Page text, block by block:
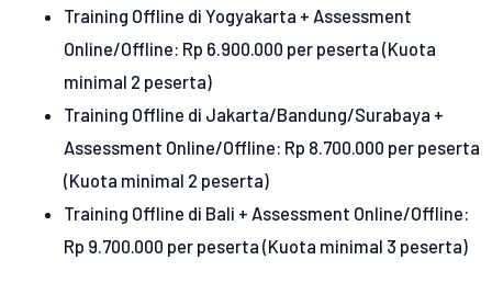
Training Offline di Yogyakarta + Assessment
Online/Offline: Rp 6.900.000 per peserta (Kuota
minimal 2 peserta)
Training Offline di Jakarta/Bandung/Surabaya +
Assessment Online/Offline: Rp 8.700.000 per peserta
(Kuota minimal 2 peserta)
Training Offline di Bali + Assessment Online/Offline:
Rp 9.700.000 per peserta (Kuota minimal 3 peserta)